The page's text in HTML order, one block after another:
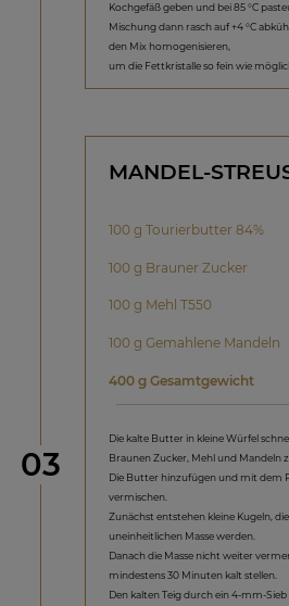
Kochgefäß geben und bei 85 °C
Mischung dann rasch auf +4 °C
den Mix homogenisieren,
um die Fettkristalle so fein wie
Schritt
03
MANDEL-
100 g Tourierbutter 84%
100 g Brauner Zucker
100 g Mehl T550
100 g Gemahlene Mandeln
400 g Gesamtgewicht
Die kalte Butter in kleine Würfel
Braunen Zucker, Mehl und Mandeln
Die Butter hinzufügen und mit dem
vermischen.
Zunächst entstehen kleine Kugeln,
uneinheitlichen Masse werden.
Danach die Masse nicht weiter
mindestens 30 Minuten kalt stellen.
Den kalten Teig durch ein 4-mm-